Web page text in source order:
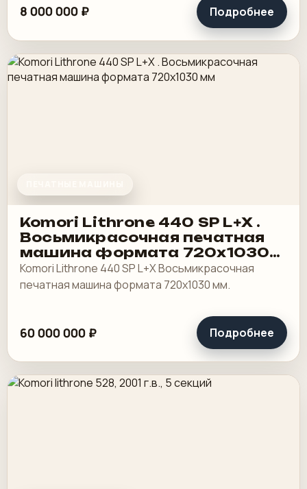
8 000 000 ₽ Подробнее
Komori Lithrone 440 SP L+X .
Восьмикрасочная печатная
машина формата 720х1030
мм
Komori Lithrone 440 SP L+X Восьмикрасочная
печатная машина формата 720х1030 мм.
60 000 000 ₽ Подробнее